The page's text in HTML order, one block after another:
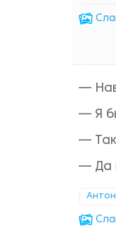
—
— Я
—
— Да